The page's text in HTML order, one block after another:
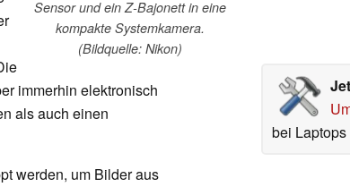
Sensor und ein Z-Bajonett in eine
kompakte Systemkamera.
(Bildquelle: Nikon)
bei
immerhin elektronisch
als auch einen
werden, um Bilder aus